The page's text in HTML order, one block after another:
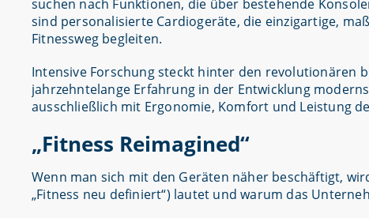
suchen nach Funktionen, die über bestehende
sind personalisierte Cardiogeräte, die einzigartige,
Fitnessweg begleiten.
Intensive Forschung steckt hinter den revolutionären
jahrzehntelange Erfahrung in der Entwicklung
ausschließlich mit Ergonomie, Komfort und Leistung
„Fitness Reimagined“
Wenn man sich mit den Geräten näher beschäftigt,
„Fitness neu definiert“) lautet und warum das